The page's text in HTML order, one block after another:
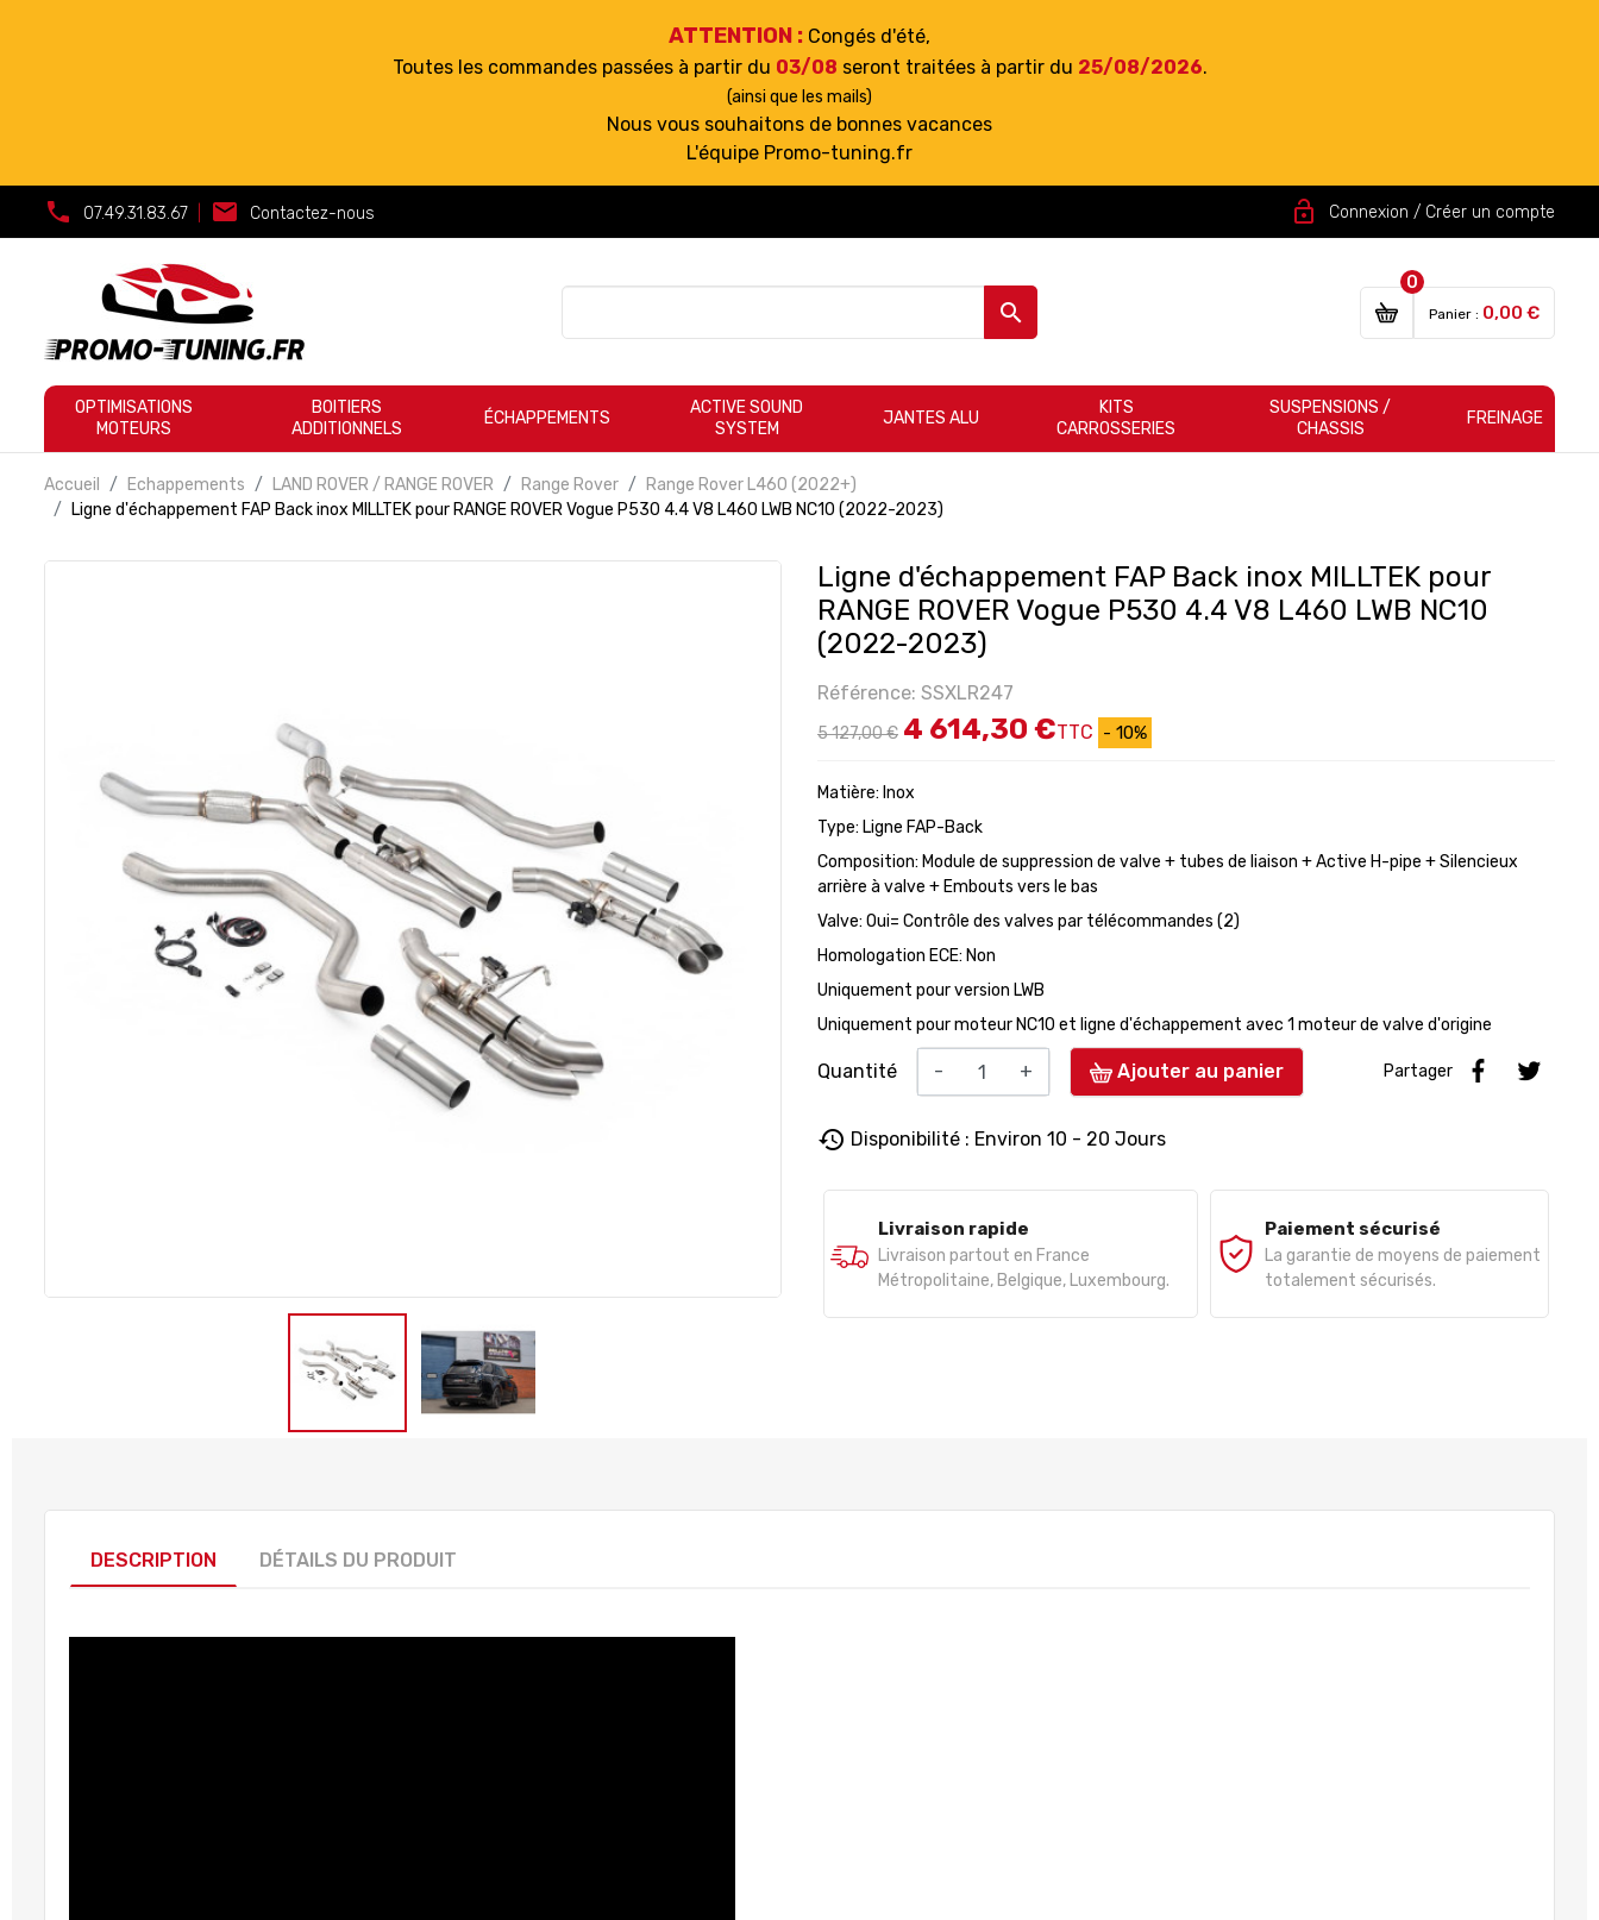
ATTENTION : Congés d'été,
Toutes les commandes passées à partir du 03/08 seront traitées à partir du 25/08/2026.
(ainsi que les mails)
Nous vous souhaitons de bonnes vacances
L'équipe Promo-tuning.fr
call 07.49.31.83.67 mail Contactez-nous lock_open Connexion / Créer un compte

0
Panier : 0,00 €
OPTIMISATIONS
MOTEURS
BOITIERS
ADDITIONNELS
ÉCHAPPEMENTS
ACTIVE SOUND
SYSTEM
JANTES ALU
KITS
CARROSSERIES
SUSPENSIONS /
CHASSIS
FREINAGE
Accueil Echappements LAND ROVER / RANGE ROVER Range Rover
Range Rover L460 (2022+)
Ligne d'échappement FAP Back inox MILLTEK pour RANGE ROVER Vogue P530 4.4 V8 L460 LWB NC10 (2022-2023)
Ligne d'échappement FAP Back inox MILLTEK pour
RANGE ROVER Vogue P530 4.4 V8 L460 LWB NC10
(2022-2023)
Référence: SSXLR247
5 127,00 € 4 614,30 €TTC - 10%
Matière: Inox
Type: Ligne FAP-Back
Composition: Module de suppression de valve + tubes de liaison + Active H-pipe + Silencieux
arrière à valve + Embouts vers le bas
Valve: Oui= Contrôle des valves par télécommandes (2)
Homologation ECE: Non
Uniquement pour version LWB
Uniquement pour moteur NC10 et ligne d'échappement avec 1 moteur de valve d'origine
Quantité - + Ajouter au panier Partager
history Disponibilité : Environ 10 - 20 Jours
Livraison rapide
Livraison partout en France
Métropolitaine, Belgique, Luxembourg.
Paiement sécurisé
La garantie de moyens de paiement
totalement sécurisés.
DESCRIPTION DÉTAILS DU PRODUIT